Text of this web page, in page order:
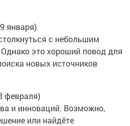
января)
с небольшим
это хороший повод для
новых источников
февраля)
и инноваций. Возможно,
или найдёте